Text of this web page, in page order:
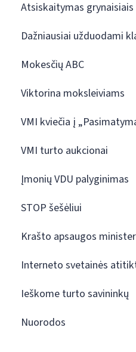
Atsiskaitymas grynaisiais
Dažniausiai užduodami
Mokesčių ABC
Viktorina moksleiviams
VMI kviečia į
VMI turto aukcionai
Įmonių VDU palyginimas
STOP šešėliui
Krašto apsaugos
Interneto svetainės
Ieškome turto savininkų
Nuorodos